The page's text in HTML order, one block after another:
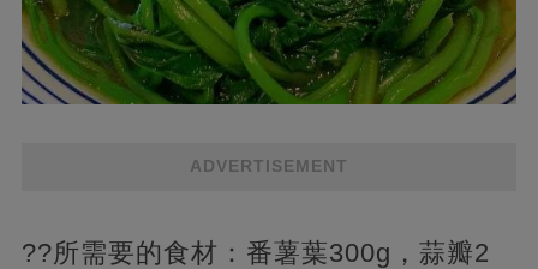
ADVERTISEMENT
??所需要的食材：番薯葉300g，蒜瓣2